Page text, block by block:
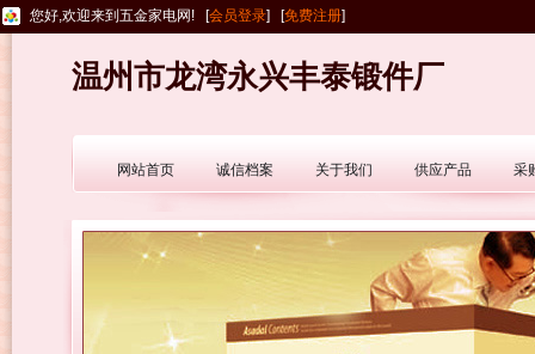
您好,欢迎来到五金家电网! [会员登录] [免费注册]
温州市龙湾永兴丰泰锻件厂
网站首页 诚信档案 关于我们 供应产品 采